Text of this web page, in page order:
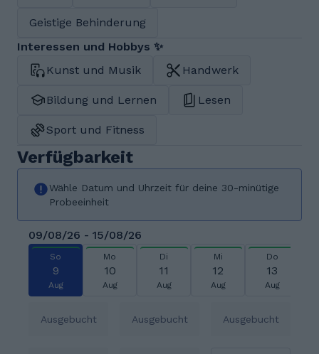
Geistige Behinderung
Interessen und Hobbys ✨
Kunst und Musik
Handwerk
Bildung und Lernen Lesen
Sport und Fitness
Verfügbarkeit
Wähle Datum und Uhrzeit für deine 30-minütige
Probeeinheit
09/08/26 - 15/08/26
So
9
Aug
Mo
10
Aug
Di
11
Aug
Mi
12
Aug
Do
13
Aug
Ausgebucht Ausgebucht Ausgebucht